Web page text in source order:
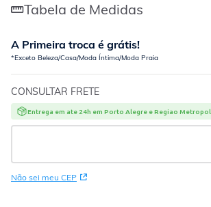
Tabela de Medidas
A Primeira troca é grátis!
*Exceto Beleza/Casa/Moda Íntima/Moda Praia
CONSULTAR FRETE
Entrega em ate 24h em Porto Alegre e Regiao
Não sei meu CEP